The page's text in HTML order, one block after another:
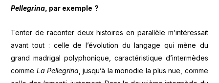
Pellegrina , par exemple ?
Tenter de raconter deux histoires en parallèle m’intéressait
avant tout : celle de l’évolution du langage qui mène du
grand madrigal polyphonique, caractéristique d’intermèdes
comme La Pellegrina , jusqu’à la monodie la plus nue, comme